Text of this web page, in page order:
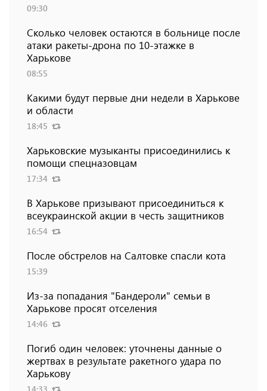
09:30
Сколько человек остаются в больнице после
атаки ракеты-дрона по 10-этажке в
Харькове
08:55
Какими будут первые дни недели в Харькове
и области
18:45
Харьковские музыканты присоединились к
помощи спецназовцам
17:34
В Харькове призывают присоединиться к
всеукраинской акции в честь защитников
16:54
После обстрелов на Салтовке спасли кота
15:39
Из-за попадания "Бандероли" семьи в
Харькове просят отселения
14:46
Погиб один человек: уточнены данные о
жертвах в результате ракетного удара по
Харькову